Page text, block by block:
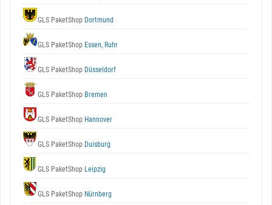
GLS PaketShop Dortmund
GLS PaketShop Essen, Ruhr
GLS PaketShop Düsseldorf
GLS PaketShop Bremen
GLS PaketShop Hannover
GLS PaketShop Duisburg
GLS PaketShop Leipzig
GLS PaketShop Nürnberg